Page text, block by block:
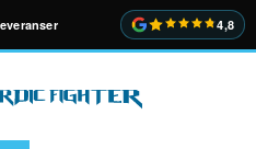
4,8